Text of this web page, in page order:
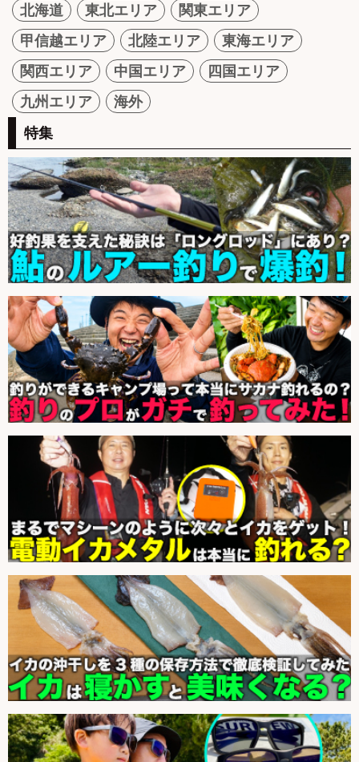
北海道 東北エリア
関東エリア
甲信越エリア
北陸エリア
東海エリア
関西エリア
中国エリア
四国エリア
九州エリア
海外
特集